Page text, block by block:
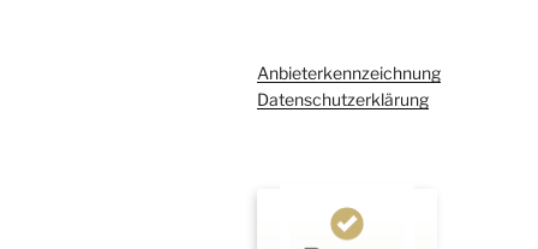
Anbieterkennzeichnung
Datenschutzerklärung